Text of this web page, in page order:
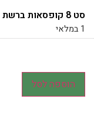
סט 8 קופסאות ברשת – לבבות
1 במלאי
הוספה לסל